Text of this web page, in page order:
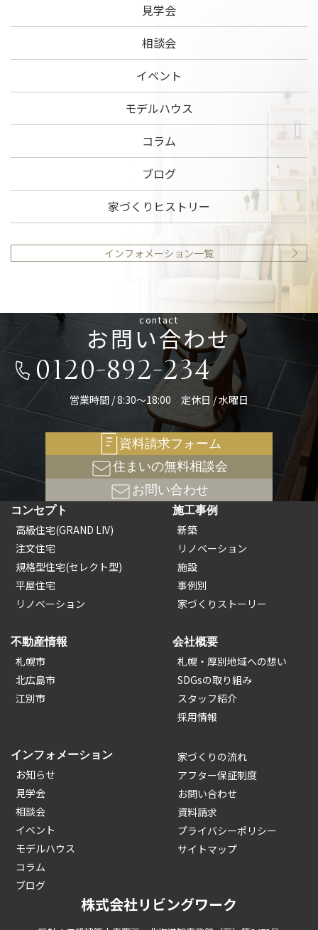
見学会
相談会
イベント
モデルハウス
コラム
ブログ
家づくりヒストリー
インフォメーション一覧
contact
お問い合わせ
0120-892-234
営業時間 / 8:30～18:00 定休日 / 水曜日
資料請求フォーム
住まいの無料相談会
お問い合わせ
コンセプト
高級住宅(GRAND LIV)
注文住宅
規格型住宅(セレクト型)
平屋住宅
リノベーション
施工事例
新築
リノベーション
施設
事例別
家づくりストーリー
不動産情報
札幌市
北広島市
江別市
会社概要
札幌・厚別地域への想い
SDGsの取り組み
スタッフ紹介
採用情報
インフォメーション
お知らせ
見学会
相談会
イベント
モデルハウス
コラム
ブログ
家づくりの流れ
アフター保証制度
お問い合わせ
資料請求
プライバシーポリシー
サイトマップ
株式会社リビングワーク